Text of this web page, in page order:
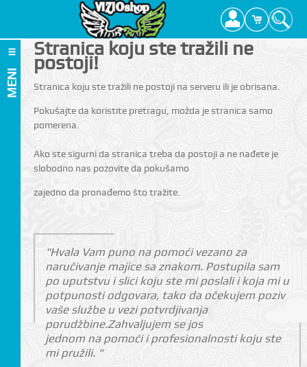
MENI
Stranica koju ste tražili ne
postoji!
Stranica koju ste tražili ne postoji na serveru ili je obrisana.
Pokušajte da koristite pretragu, možda je stranica samo
pomerena.
Ako ste sigurni da stranica treba da postoji a ne nađete je
slobodno nas pozovite da pokušamo
zajedno da pronađemo što tražite.
"Hvala Vam puno na pomoći vezano za
naručivanje majice sa znakom. Postupila sam
po uputstvu i slici koju ste mi poslali i koja mi u
potpunosti odgovara, tako da očekujem poziv
vaše službe u vezi potvrdjivanja
porudžbine.Zahvaljujem se jos
jednom na pomoći i profesionalnosti koju ste
mi pružili. "